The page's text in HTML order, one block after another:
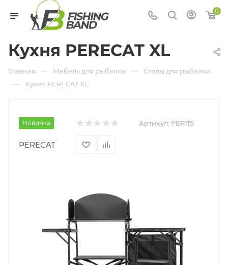
0
Кухня PERECAT XL
Главная — Мебель для рыбалки — Столы для рыбалки
— Кухня PERECAT XL
Новинка Артикул: PER115
PERECAT